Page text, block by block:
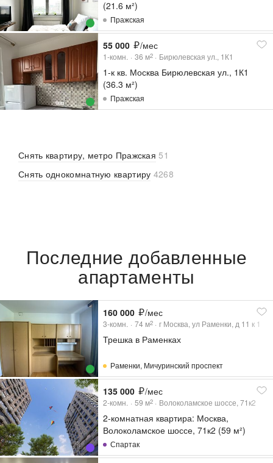
(21.6 м²)
Пражская
55 000 /мес
1-комн. 36 м2 Бирюлевская ул., 1К1
1-к кв. Москва Бирюлевская ул., 1К1
(36.3 м²)
Пражская
Снять квартиру, метро Пражская 51
Снять однокомнатную квартиру 4268
Последние добавленные
апартаменты
160 000 /мес
3-комн. 74 м2 г Москва, ул Раменки, д 11 к 1
Трешка в Раменках
Раменки, Мичуринский проспект
135 000 /мес
2-комн. 59 м2 Волоколамское шоссе, 71к2
2-комнатная квартира: Москва,
Волоколамское шоссе, 71к2 (59 м²)
Спартак